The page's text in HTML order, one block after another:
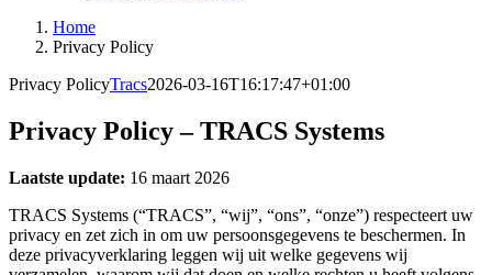
Home
Privacy Policy
Privacy PolicyTracs2026-03-16T16:17:47+01:00
Privacy Policy – TRACS Systems
Laatste update: 16 maart 2026
TRACS Systems (“TRACS”, “wij”, “ons”, “onze”) respecteert uw
privacy en zet zich in om uw persoonsgegevens te beschermen. In
deze privacyverklaring leggen wij uit welke gegevens wij